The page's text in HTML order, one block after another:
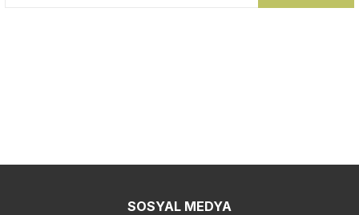
SOSYAL MEDYA